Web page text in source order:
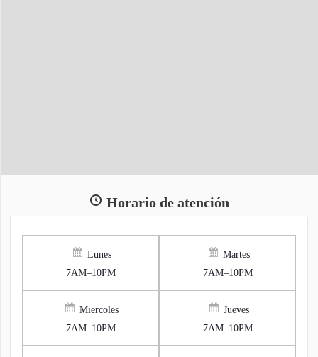
Horario de atención
Lunes
7AM–10PM
Martes
7AM–10PM
Miercoles
7AM–10PM
Jueves
7AM–10PM